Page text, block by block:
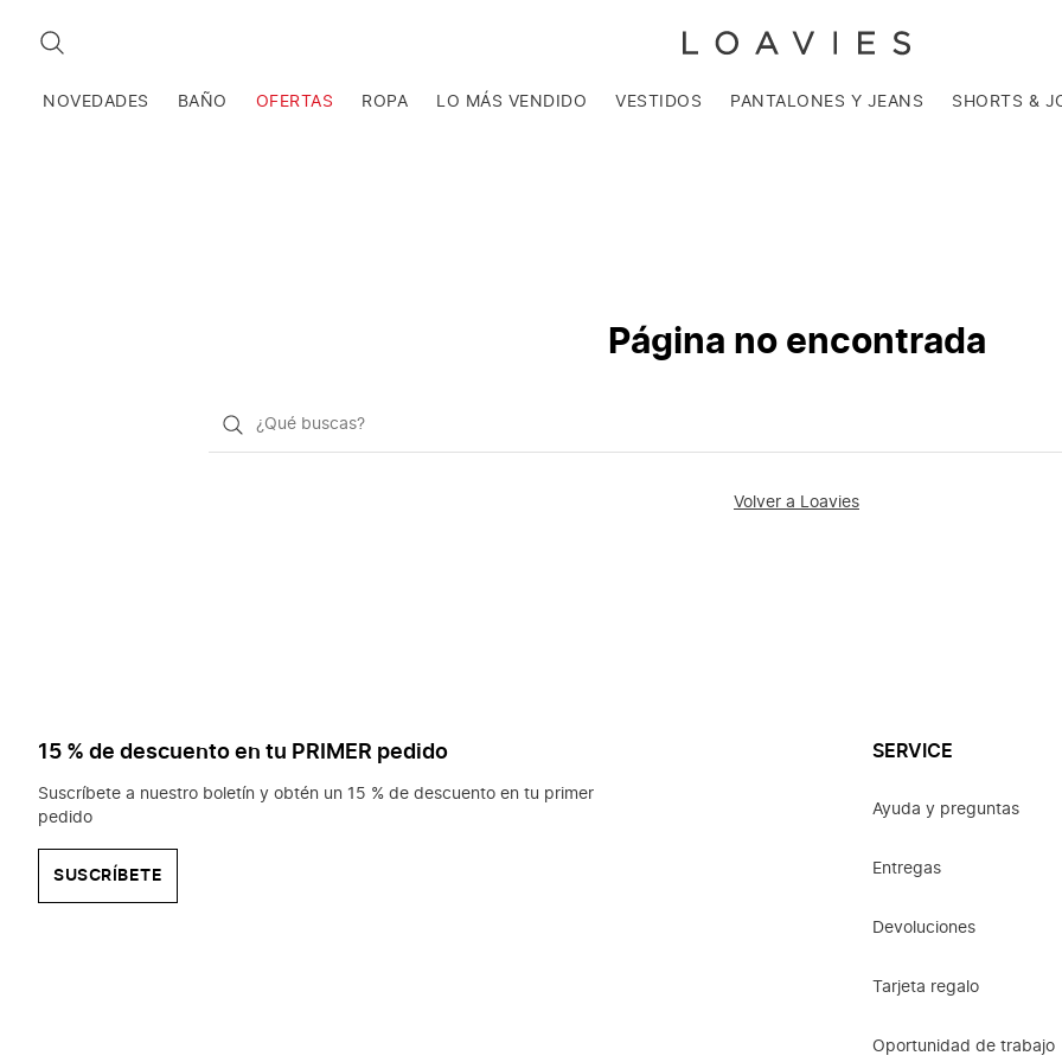
BUSCAR
NOVEDADES BAÑO OFERTAS ROPA LO MÁS VENDIDO VESTIDOS PANTALONES Y JEANS SHORTS &
Página no encontrada
¿Qué
Volver a Loavies
15 % de descuento en tu PRIMER pedido
Suscríbete a nuestro boletín y obtén un 15 % de descuento en tu primer
pedido
SUSCRÍBETE
SERVICE
Ayuda y preguntas
Entregas
Devoluciones
Tarjeta regalo
Oportunidad de trabajo